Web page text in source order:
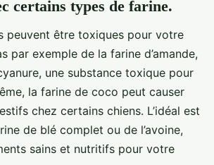
certains types de farine.
peuvent être toxiques pour votre
par exemple de la farine d’amande,
une substance toxique pour
la farine de coco peut causer
chez certains chiens. L’idéal est
de blé complet ou de l’avoine,
sains et nutritifs pour votre